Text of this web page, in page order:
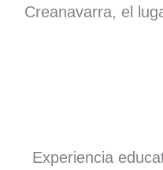
Creanavarra, el
Experiencia